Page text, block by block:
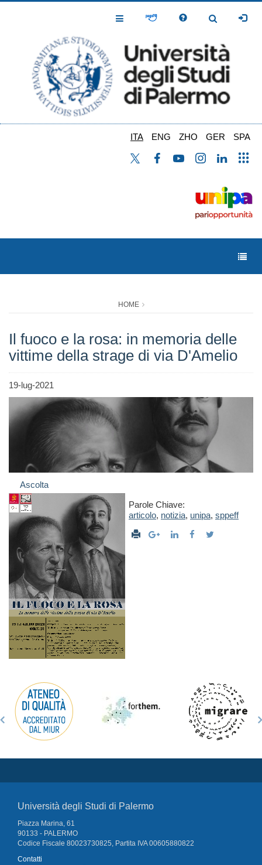
Toggle
Toggle
ITA ENG ZHO GER SPA
HOME
Il fuoco e la rosa: in memoria delle
vittime della strage di via D'Amelio
19-lug-2021
Ascolta
Parole Chiave:
articolo, notizia, unipa, sppeff
Università degli Studi di Palermo
Piazza Marina, 61
90133 - PALERMO
Codice Fiscale 80023730825, Partita IVA 00605880822
Contatti